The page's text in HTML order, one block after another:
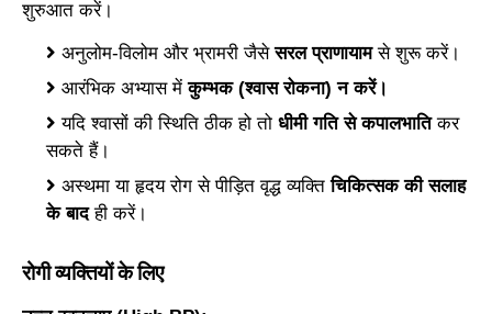
शुरुआत करें।
अनुलोम-विलोम और भ्रामरी जैसेसरल प्राणायामसे शुरू करें।
आरंभिक अभ्यास मेंकुम्भक (श्वास रोकना) न करें।
यदि श्वासों की स्थिति ठीक हो तो धीमी गति से कपालभातिकर
सकते हैं।
अस्थमा या हृदय रोग से पीड़ित वृद्ध व्यक्तिचिकित्सक की सलाह
के बादही करें।
रोगी व्यक्तियों के लिए